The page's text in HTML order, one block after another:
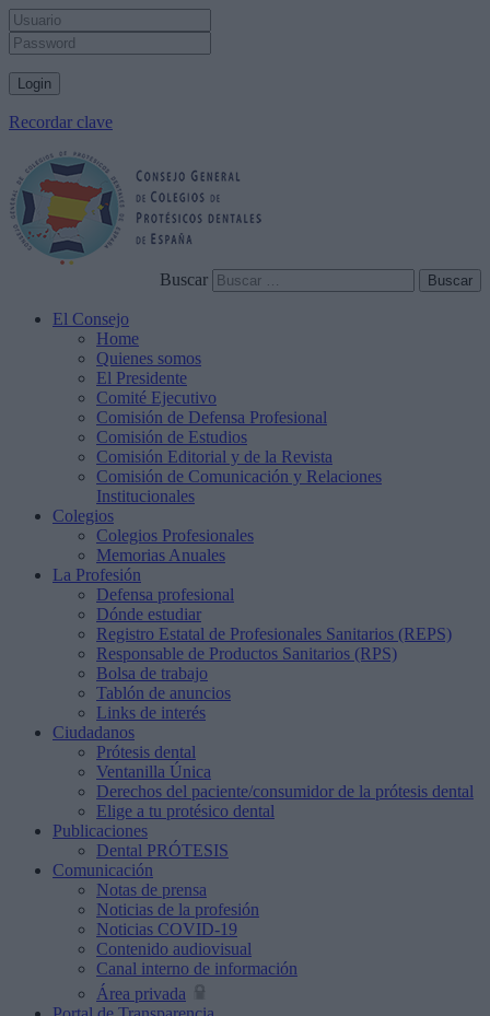
Recordar clave
Buscar
El Consejo
Home
Quienes somos
El Presidente
Comité Ejecutivo
Comisión de Defensa Profesional
Comisión de Estudios
Comisión Editorial y de la Revista
Comisión de Comunicación y Relaciones
Institucionales
Colegios
Colegios Profesionales
Memorias Anuales
La Profesión
Defensa profesional
Dónde estudiar
Registro Estatal de Profesionales Sanitarios (REPS)
Responsable de Productos Sanitarios (RPS)
Bolsa de trabajo
Tablón de anuncios
Links de interés
Ciudadanos
Prótesis dental
Ventanilla Única
Derechos del paciente/consumidor de la prótesis dental
Elige a tu protésico dental
Publicaciones
Dental PRÓTESIS
Comunicación
Notas de prensa
Noticias de la profesión
Noticias COVID-19
Contenido audiovisual
Canal interno de información
Área privada